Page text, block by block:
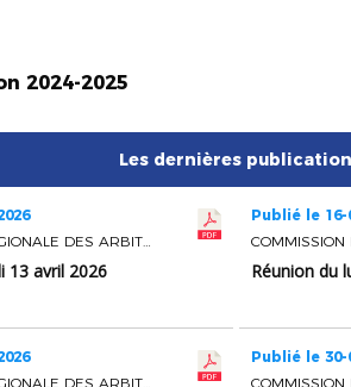
2024-2025
Les dernières
COMMISSION REGIONALE DES ARBITRES
13 avril 2026
Publié le 16-
Réunion du
COMMISSION REGIONALE DES ARBITRES
Publié le 30-